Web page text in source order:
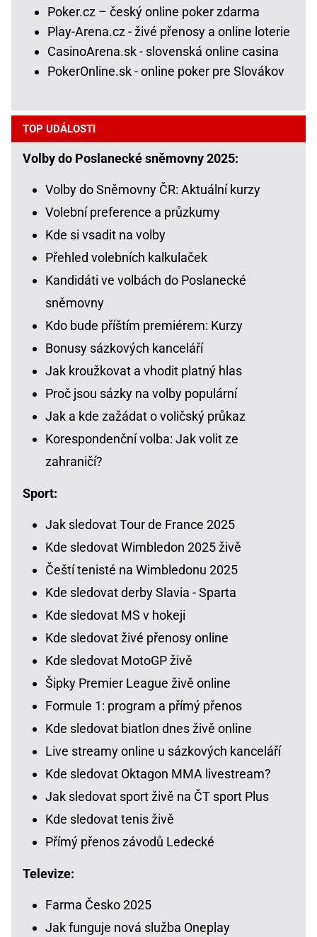
Poker.cz – český online poker zdarma
Play-Arena.cz - živé přenosy a online loterie
CasinoArena.sk - slovenská online casina
PokerOnline.sk - online poker pre Slovákov
TOP UDÁLOSTI
Volby do Poslanecké sněmovny 2025:
Volby do Sněmovny ČR: Aktuální kurzy
Volební preference a průzkumy
Kde si vsadit na volby
Přehled volebních kalkulaček
Kandidáti ve volbách do Poslanecké
sněmovny
Kdo bude příštím premiérem: Kurzy
Bonusy sázkových kanceláří
Jak kroužkovat a vhodit platný hlas
Proč jsou sázky na volby populární
Jak a kde zažádat o voličský průkaz
Korespondenční volba: Jak volit ze
zahraničí?
Sport:
Jak sledovat Tour de France 2025
Kde sledovat Wimbledon 2025 živě
Čeští tenisté na Wimbledonu 2025
Kde sledovat derby Slavia - Sparta
Kde sledovat MS v hokeji
Kde sledovat živé přenosy online
Kde sledovat MotoGP živě
Šipky Premier League živě online
Formule 1: program a přímý přenos
Kde sledovat biatlon dnes živě online
Live streamy online u sázkových kanceláří
Kde sledovat Oktagon MMA livestream?
Jak sledovat sport živě na ČT sport Plus
Kde sledovat tenis živě
Přímý přenos závodů Ledecké
Televize:
Farma Česko 2025
Jak funguje nová služba Oneplay